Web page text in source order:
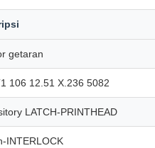
getaran
106 12.51 X.236 5082
LATCH-PRINTHEAD
INTERLOCK